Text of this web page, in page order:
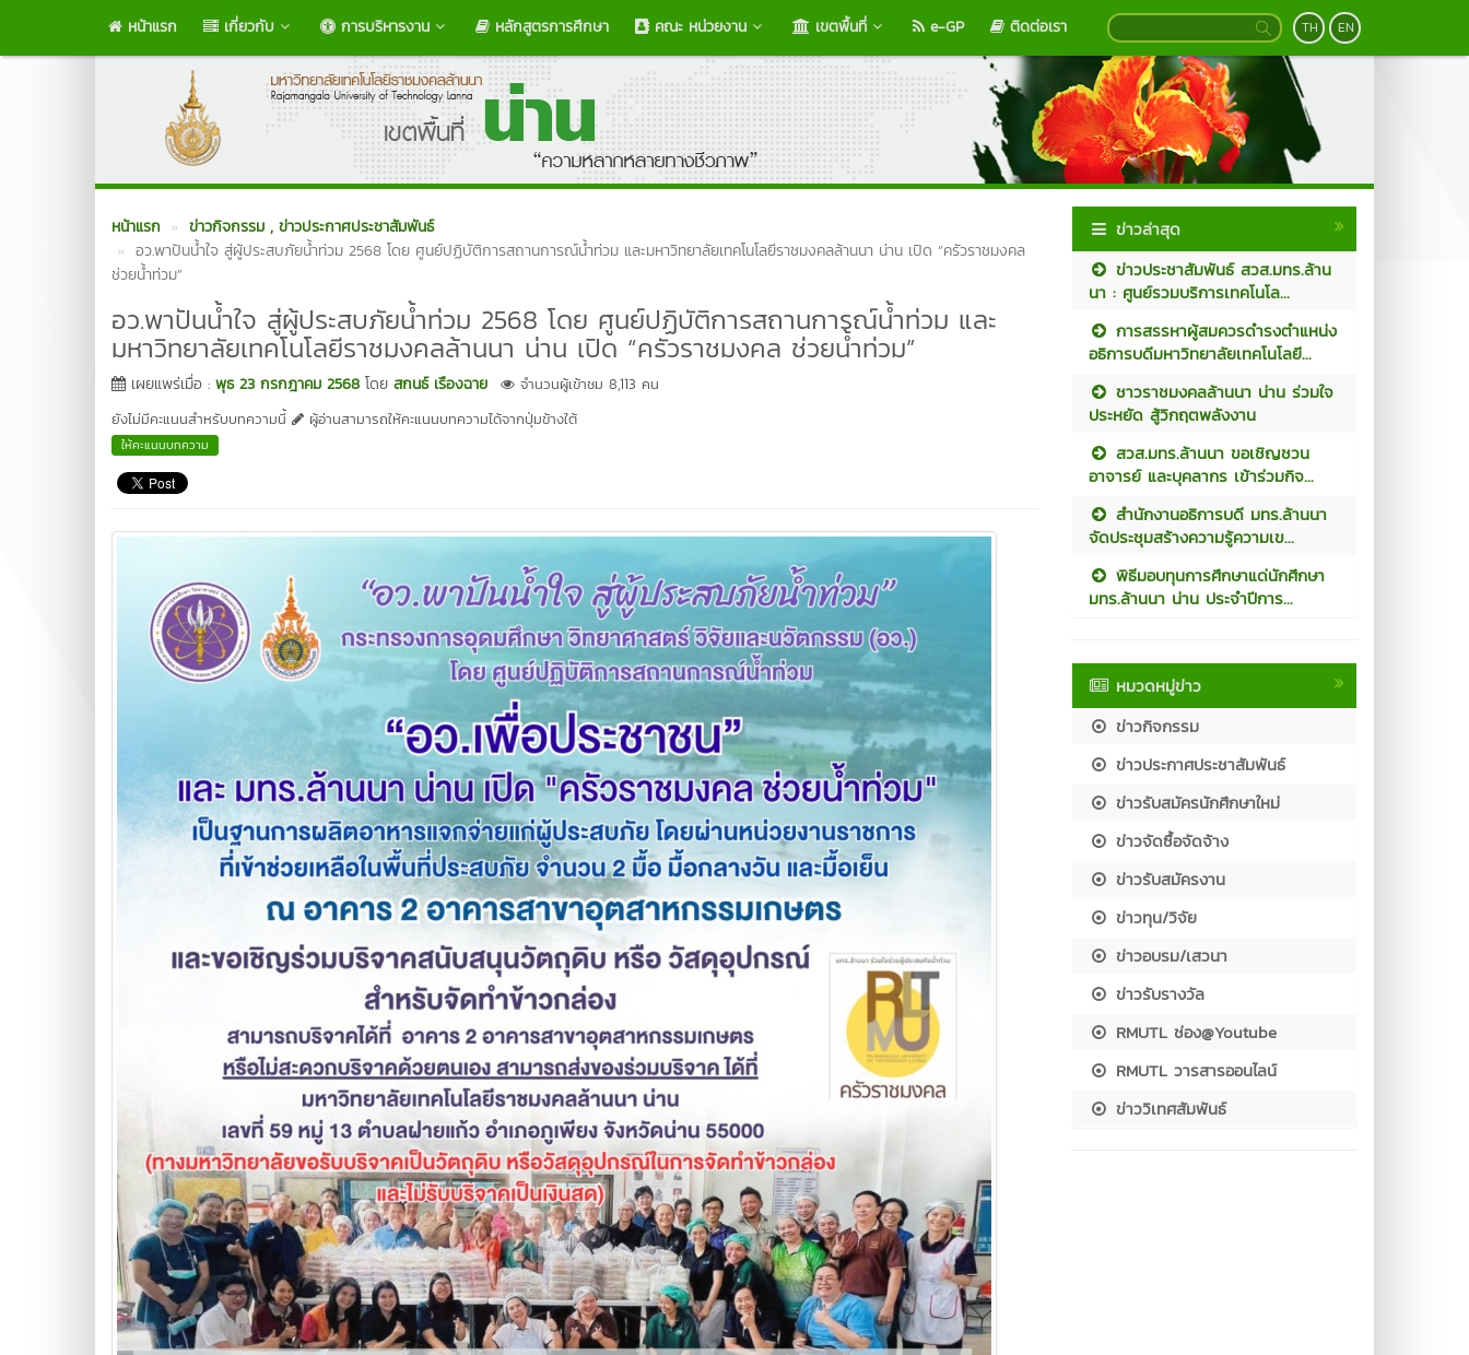
หน้าแรก เกี่ยวกับ การบริหารงาน หลักสูตรการศึกษา คณะ หน่วยงาน เขตพื้นที่ e-GP ติดต่อเรา TH EN
หน้าแรก ข่าวกิจกรรม , ข่าวประกาศประชาสัมพันธ์
อว.พาปันน้ำใจ สู่ผู้ประสบภัยน้ำท่วม 2568 โดย ศูนย์ปฏิบัติการสถานการณ์น้ำท่วม และมหาวิทยาลัยเทคโนโลยีราชมงคลล้านนา น่าน เปิด “ครัวราชมงคล
ช่วยน้ำท่วม”
อว.พาปันน้ำใจ สู่ผู้ประสบภัยน้ำท่วม 2568 โดย ศูนย์ปฏิบัติการสถานการณ์น้ำท่วม และ
มหาวิทยาลัยเทคโนโลยีราชมงคลล้านนา น่าน เปิด “ครัวราชมงคล ช่วยน้ำท่วม”
เผยแพร่เมื่อ : พุธ 23 กรกฎาคม 2568 โดย สกนธ์ เรืองฉาย
จำนวนผู้เข้าชม 8,113 คน
ยังไม่มีคะแนนสำหรับบทความนี้
ผู้อ่านสามารถให้คะแนนบทความได้จากปุ่มข้างใต้
ให้คะแนนบทความ
ข่าวล่าสุด
ข่าวประชาสัมพันธ์ สวส.มทร.ล้าน
นา : ศูนย์รวมบริการเทคโนโล...
การสรรหาผู้สมควรดำรงตำแหน่ง
อธิการบดีมหาวิทยาลัยเทคโนโลยี...
ชาวราชมงคลล้านนา น่าน ร่วมใจ
ประหยัด สู้วิกฤตพลังงาน
สวส.มทร.ล้านนา ขอเชิญชวน
อาจารย์ และบุคลากร เข้าร่วมกิจ...
สำนักงานอธิการบดี มทร.ล้านนา
จัดประชุมสร้างความรู้ความเข...
พิธีมอบทุนการศึกษาแด่นักศึกษา
มทร.ล้านนา น่าน ประจำปีการ...
หมวดหมู่ข่าว
ข่าวกิจกรรม
ข่าวประกาศประชาสัมพันธ์
ข่าวรับสมัครนักศึกษาใหม่
ข่าวจัดซื้อจัดจ้าง
ข่าวรับสมัครงาน
ข่าวทุน/วิจัย
ข่าวอบรม/เสวนา
ข่าวรับรางวัล
RMUTL ช่อง@Youtube
RMUTL วารสารออนไลน์
ข่าววิเทศสัมพันธ์